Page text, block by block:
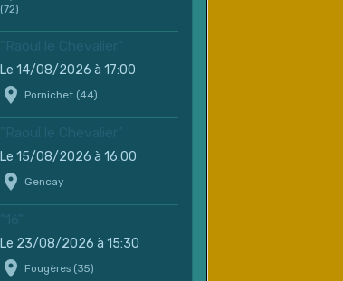
(72)
"Raoul le Chevalier"
Le 14/08/2026 à 17:00
Pornichet (44)
"Raoul le Chevalier"
Le 15/08/2026 à 16:00
Gencay
"16"
Le 23/08/2026 à 15:30
Fougères (35)